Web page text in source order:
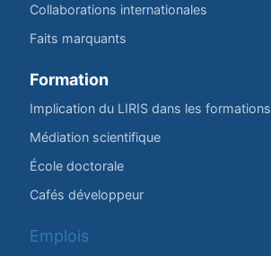
Collaborations internationales
Faits marquants
Formation
Implication du LIRIS dans les formations
Médiation scientifique
École doctorale
Cafés développeur
Emplois